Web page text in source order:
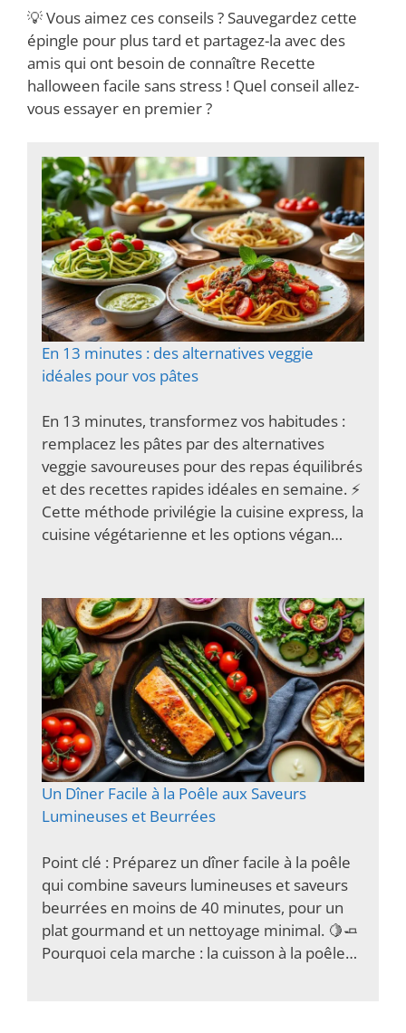
💡 Vous aimez ces conseils ? Sauvegardez cette
épingle pour plus tard et partagez-la avec des
amis qui ont besoin de connaître Recette
halloween facile sans stress ! Quel conseil allez-
vous essayer en premier ?
En 13 minutes : des alternatives veggie
idéales pour vos pâtes
En 13 minutes, transformez vos habitudes :
remplacez les pâtes par des alternatives
veggie savoureuses pour des repas équilibrés
et des recettes rapides idéales en semaine. ⚡️
Cette méthode privilégie la cuisine express, la
cuisine végétarienne et les options végan…
Un Dîner Facile à la Poêle aux Saveurs
Lumineuses et Beurrées
Point clé : Préparez un dîner facile à la poêle
qui combine saveurs lumineuses et saveurs
beurrées en moins de 40 minutes, pour un
plat gourmand et un nettoyage minimal. 🍋🧈
Pourquoi cela marche : la cuisson à la poêle…